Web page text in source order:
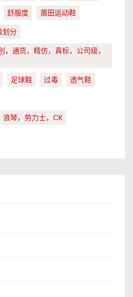
舒服度
莆田运动鞋
划分
通货，精仿，真标，公司级，
足球鞋 过毒
透气鞋
琴，劳力士，CK